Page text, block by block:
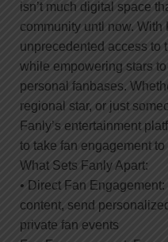
isn’t much digital space
community untl now. With
unprecedented access to
while empowering stars
personal fanbases.
regional star, or just
Fanly’s entertainment
to take fan engagement to
What Sets Fanly Apart:
• Direct Fan
content, send
private fan events